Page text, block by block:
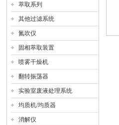
萃取系列
其他过滤系统
氮吹仪
固相萃取装置
喷雾干燥机
翻转振荡器
实验室废液处理系统
均质机/均质器
消解仪